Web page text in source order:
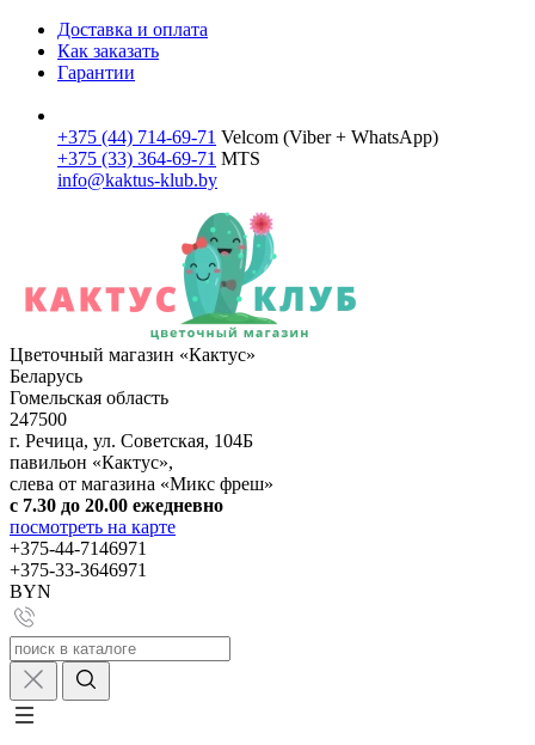
Доставка и оплата
Как заказать
Гарантии
+375 (44) 714-69-71 Velcom (Viber + WhatsApp)
+375 (33) 364-69-71 MTS
info@kaktus-klub.by
Цветочный магазин «Кактус»
Беларусь
Гомельская область
247500
г. Речица, ул. Советская, 104Б
павильон «Кактус»,
слева от магазина «Микс фреш»
с 7.30 до 20.00 ежедневно
посмотреть на карте
+375-44-7146971
+375-33-3646971
BYN